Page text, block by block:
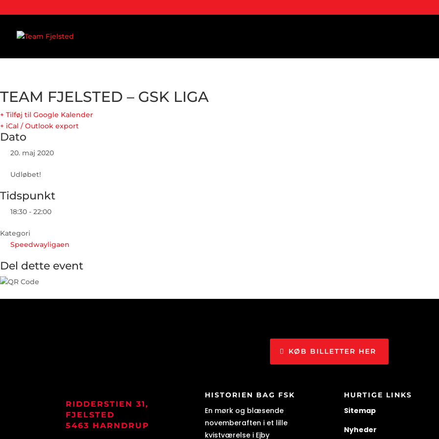
TEAM FJELSTED – GSK LIGA
+ Tilføj til Google Kalender
+ iCal / Outlook export
Dato
20. maj 2020
Udløbet!
Tidspunkt
18:30 - 22:00
Kategori
Speedwayligaen
Del dette event
KØB BILLETTER HER
RIDDERSTIEN 31,
FJELSTED
5463 HARNDRUP
HISTORIEN BAG FSK
En mørk og blæsende
novemberaften i et lille
kvistværelse i Ejby
HURTIGE LINKS
Sitemap
Nyheder